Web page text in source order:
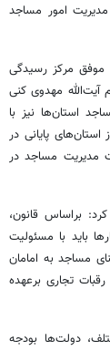
امور مساجد
موفق مرکز رسیدگی
آیت‌الله مهدوی کنی
استان‌ها نیز با
استان‌های پایانی در
حدود ۵۰ درصد مشکلات مدیریت مساجد در
براساس قانون،
باید با مسئولیت
مساجد به امامان
تجاری برعهده
دولت‌ها بودجه